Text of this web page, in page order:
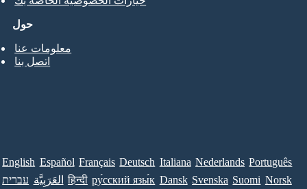
حول
معلومات عنا
اتصل بنا
English Español Français Deutsch Italiana Nederlands Português
עברית العَرَبِيَّة हिन्दी ру́сский язы́к Dansk Svenska Suomi Norsk